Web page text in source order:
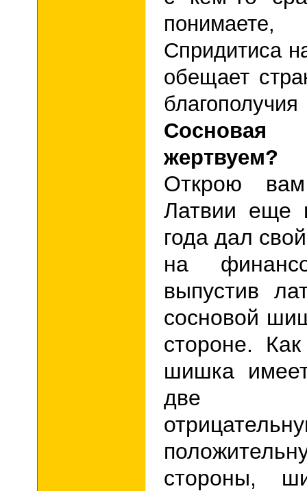
Спридитиса
обещает
благополучия
жертвуем?
Открою
Латвии еще
года дал
на
выпустив
сосновой
стороне.
шишка
две
стороны,